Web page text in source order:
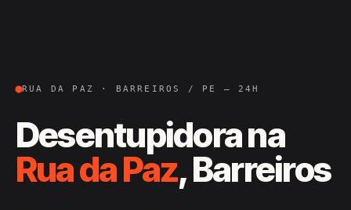
RUA DA PAZ · BARREIROS / PE — 24H
Desentupidora na
Rua da Paz, Barreiros